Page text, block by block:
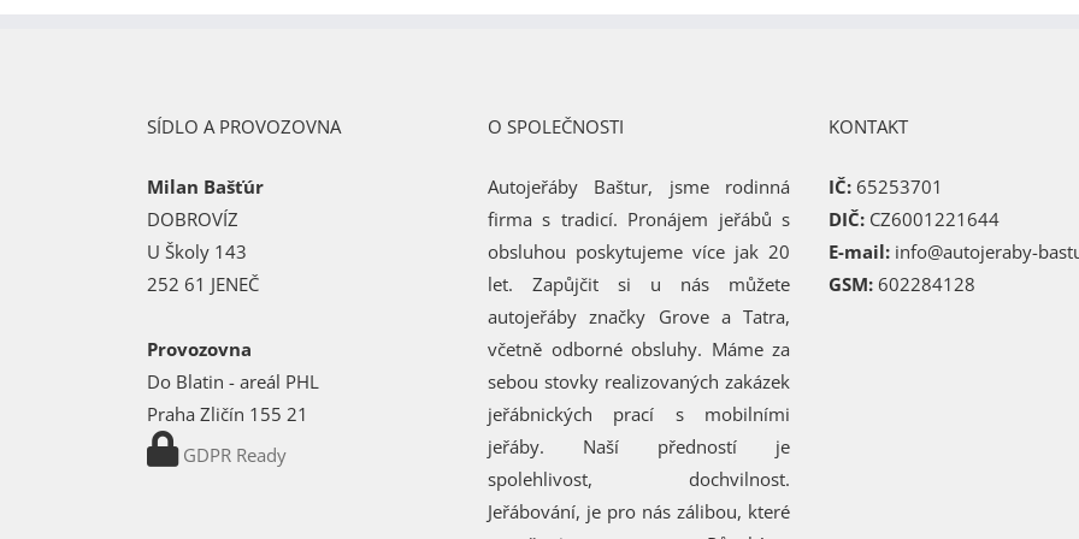
SÍDLO A PROVOZOVNA
Milan Bašťúr
DOBROVÍZ
U Školy 143
252 61 JENEČ
Provozovna
Do Blatin - areál PHL
Praha Zličín 155 21
GDPR Ready
O SPOLEČNOSTI
Autojeřáby Baštur, jsme rodinná
firma s tradicí. Pronájem jeřábů s
obsluhou poskytujeme více jak 20
let. Zapůjčit si u nás můžete
autojeřáby značky Grove a Tatra,
včetně odborné obsluhy. Máme za
sebou stovky realizovaných zakázek
jeřábnických prací s mobilními
jeřáby. Naší předností je
spolehlivost, dochvilnost.
Jeřábování, je pro nás zálibou, které
KONTAKT
IČ: 65253701
DIČ: CZ6001221644
E-mail: info@autojeraby-
GSM: 602284128